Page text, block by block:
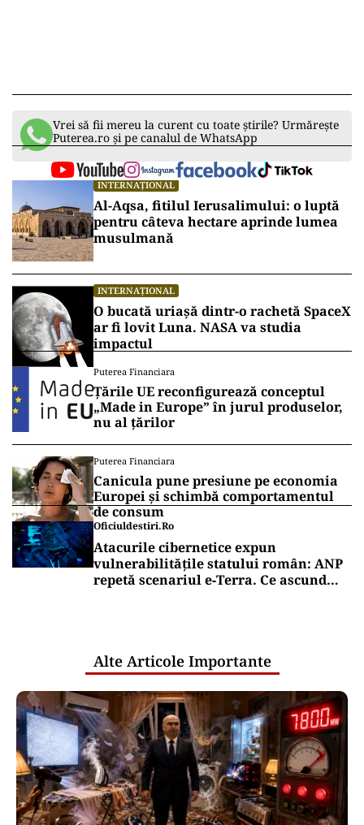
Vrei să fii mereu la curent cu toate știrile? Urmărește
Puterea.ro și pe canalul de WhatsApp
INTERNAȚIONAL
Al-Aqsa, fitilul Ierusalimului: o luptă
pentru câteva hectare aprinde lumea
musulmană
INTERNAȚIONAL
O bucată uriașă dintr-o rachetă SpaceX
ar fi lovit Luna. NASA va studia
impactul
Puterea Financiara
Țările UE reconfigurează conceptul
„Made in Europe” în jurul produselor,
nu al țărilor
Puterea Financiara
Canicula pune presiune pe economia
Europei și schimbă comportamentul
de consum
Oficiuldestiri.ro
Atacurile cibernetice expun
vulnerabilitățile statului român: ANP
repetă scenariul e‑Terra. Ce ascund
Alte Articole Importante